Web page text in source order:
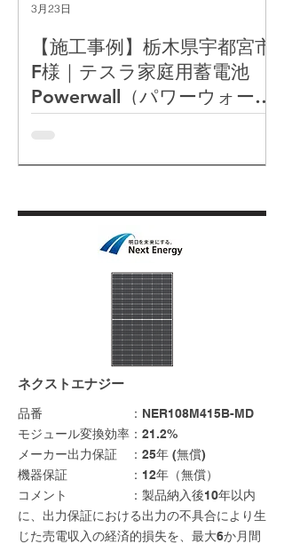
【施工事例】栃木県宇都宮市
F様｜テスラ家庭用蓄電池
Powerwall（パワーウォー
ル）＋太陽光発電システム
3月23日
ネクストエナジー
品番 ：NER108M415B-MD
モジュール変換効率：21.2%
メーカー出力保証 ：25年 (無償)
機器保証 ：12年（無償）
コメント ：製品納入後10年以内
に、出力保証における出力の不具合により生
じた売電収入の経済的損失を、最大6か月間